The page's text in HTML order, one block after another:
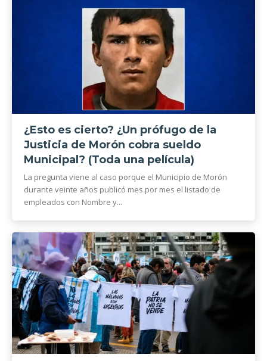
¿Esto es cierto? ¿Un prófugo de la
Justicia de Morón cobra sueldo
Municipal? (Toda una película)
La pregunta viene al caso porque el Municipio de Morón
durante veinte años publicó mes por mes el listado de
empleados con Nombre y...